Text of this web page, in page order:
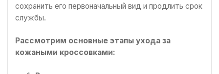
сохранить его первоначальный вид и продлить срок
службы.
Рассмотрим основные этапы ухода за
кожаными кроссовками: